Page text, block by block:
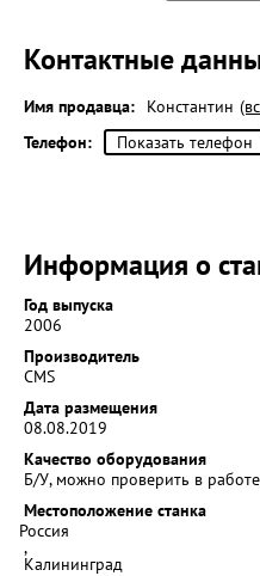
Контактные
Имя продавца: Константин
Телефон:
Показать телефон
Информация о
Год выпуска
2006
Производитель
CMS
Дата размещения
08.08.2019
Качество оборудования
Б/У, можно проверить в работе
Местоположение станка
Россия
,
Калининград